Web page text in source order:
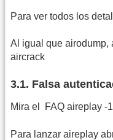
Para ver todos los
Al igual que airodump,
aircrack
3.1. Falsa
Mira el FAQ aireplay -1
Para lanzar aireplay